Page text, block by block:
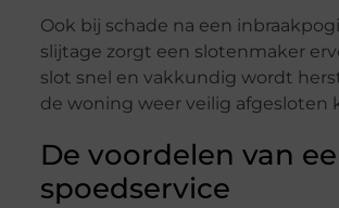
Ook bij schade na een
slijtage zorgt een slotenmaker
slot snel en vakkundig wordt
de woning weer veilig afgesloten
De voordelen van
spoedservice